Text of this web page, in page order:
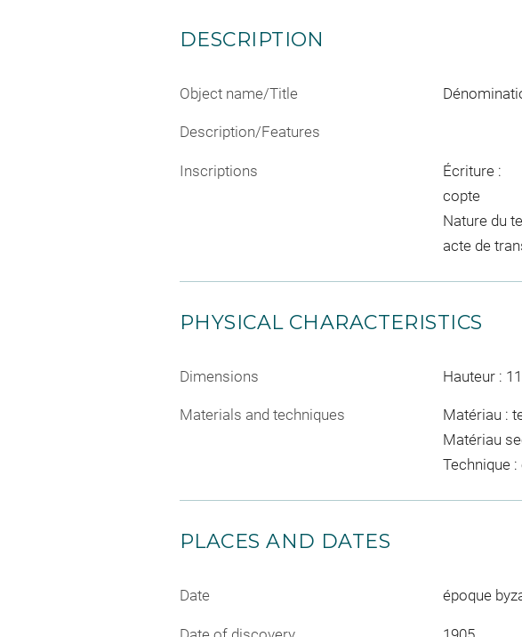
DESCRIPTION
Object name/Title
Description/Features
Inscriptions
Écriture :
copte
Nature du
acte de
PHYSICAL CHARACTERISTICS
Dimensions Hauteur :
Materials and techniques
Matériau :
Matériau
Technique
PLACES AND DATES
Date époque